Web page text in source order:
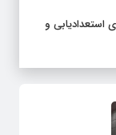
استعدادیابی و